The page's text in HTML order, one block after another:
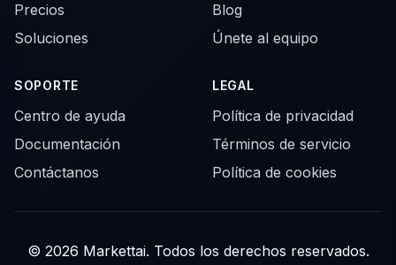
Precios
Soluciones
Blog
Únete al equipo
SOPORTE
Centro de ayuda
Documentación
Contáctanos
LEGAL
Política de privacidad
Términos de servicio
Política de cookies
© 2026 Markettai. Todos los derechos reservados.